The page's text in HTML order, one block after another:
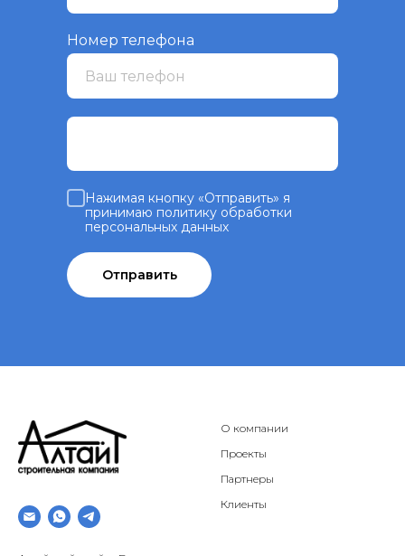
Номер телефона
Нажимая кнопку «Отправить» я
принимаю политику обработки
персональных данных
Отправить
О компании
Проекты
Партнеры
Клиенты